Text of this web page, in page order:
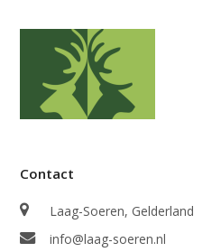
Contact
Laag-Soeren, Gelderland
info@laag-soeren.nl